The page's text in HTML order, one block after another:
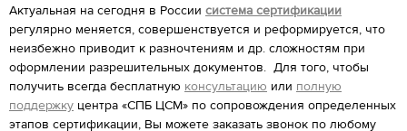
Актуальная на сегодня в России система сертификации
регулярно меняется, совершенствуется и реформируется, что
неизбежно приводит к разночтениям и др. сложностям при
оформлении разрешительных документов. Для того, чтобы
получить всегда бесплатную консультацию или полную
поддержку центра «СПБ ЦСМ» по сопровождения определенных
этапов сертификации, Вы можете заказать звонок по любому